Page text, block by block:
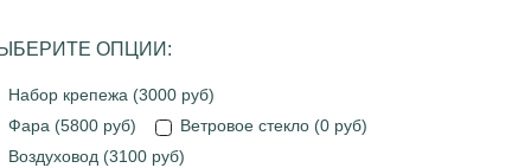
ОПЦИИ:
Набор крепежа (3000 руб)
Фара (5800 руб)
Ветровое стекло (0 руб)
Воздуховод (3100 руб)